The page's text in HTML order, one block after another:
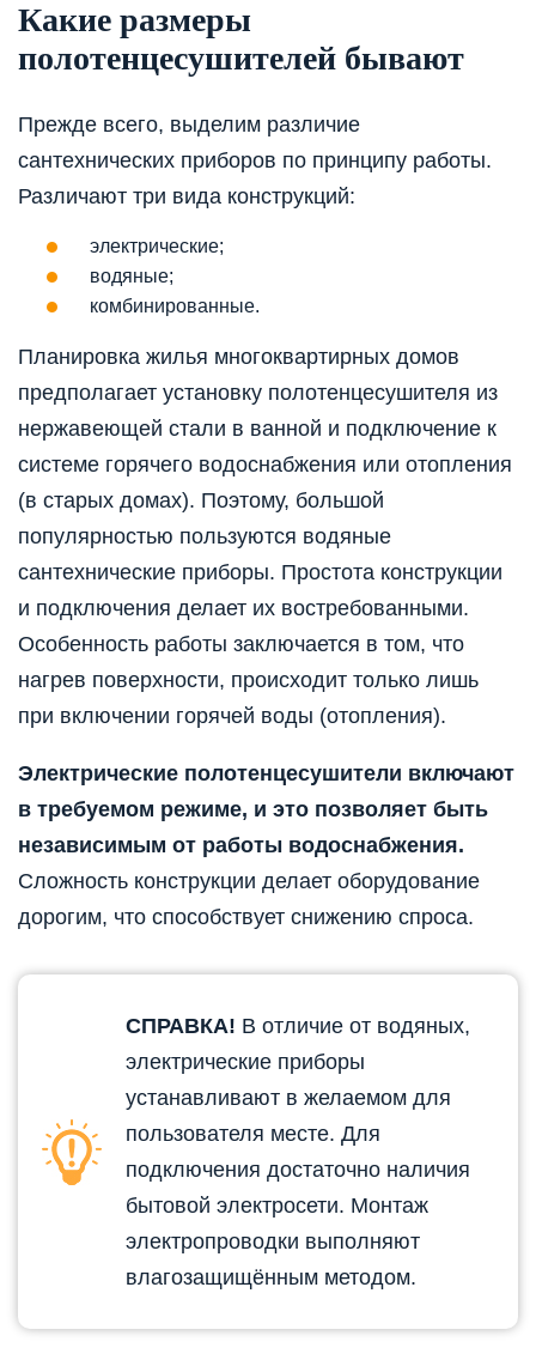
Какие размеры
полотенцесушителей бывают
Прежде всего, выделим различие
сантехнических приборов по принципу работы.
Различают три вида конструкций:
электрические;
водяные;
комбинированные.
Планировка жилья многоквартирных домов
предполагает установку полотенцесушителя из
нержавеющей стали в ванной и подключение к
системе горячего водоснабжения или отопления
(в старых домах). Поэтому, большой
популярностью пользуются водяные
сантехнические приборы. Простота конструкции
и подключения делает их востребованными.
Особенность работы заключается в том, что
нагрев поверхности, происходит только лишь
при включении горячей воды (отопления).
Электрические полотенцесушители включают
в требуемом режиме, и это позволяет быть
независимым от работы водоснабжения.
Сложность конструкции делает оборудование
дорогим, что способствует снижению спроса.
СПРАВКА! В отличие от водяных,
электрические приборы
устанавливают в желаемом для
пользователя месте. Для
подключения достаточно наличия
бытовой электросети. Монтаж
электропроводки выполняют
влагозащищённым методом.